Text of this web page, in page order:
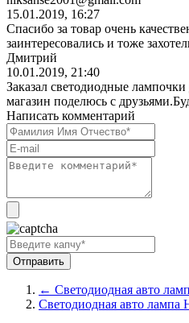
15.01.2019, 16:27
Спасибо за товар очень
заинтересовались и тоже
Дмитрий
10.01.2019, 21:40
Заказал светодиодные
магазин поделюсь с
Написать комментарий
← Светодиодная авто
Светодиодная авто лампа